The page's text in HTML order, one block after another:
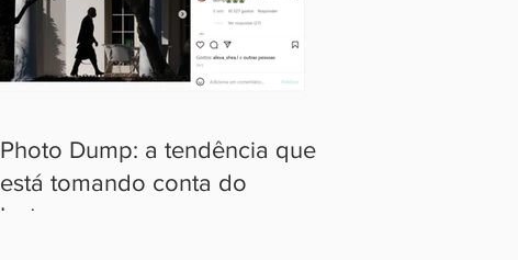
Photo Dump: a tendência que
está tomando conta do
Instagram